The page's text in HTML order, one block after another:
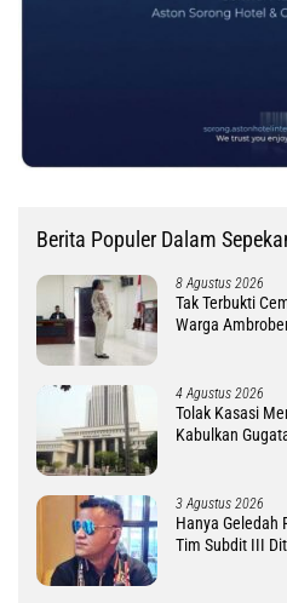
Berita Populer Dalam
8 Agustus 2026
Tak Terbukti
Warga
4 Agustus 2026
Tolak Kasasi
Kabulkan
3 Agustus 2026
Hanya Geledah
Tim Subdit III